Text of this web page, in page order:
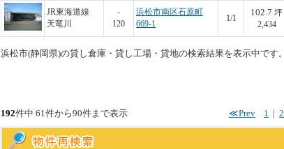
JR東海道線
天竜川
-
120
浜松市南区石原町
669-1
1/1
102.7 坪
2,434
浜松市(静岡県)の貸し倉庫・貸し工場・貸地の検索結果を表示中です。
≪Prev 1 2
192件中 61件から90件まで表示